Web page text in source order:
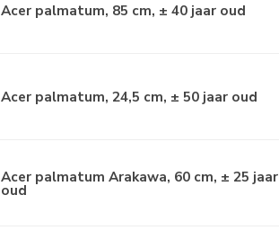
Acer palmatum, 85 cm, ± 40 jaar oud
Acer palmatum, 24,5 cm, ± 50 jaar oud
Acer palmatum Arakawa, 60 cm, ± 25 jaar
oud